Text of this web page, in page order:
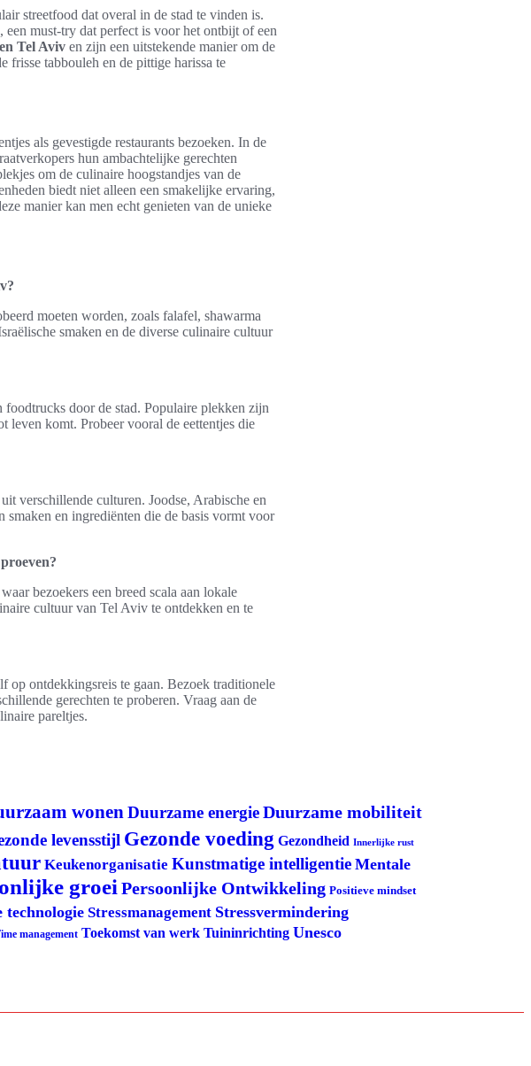
streetfood dat overal in de stad te vinden is.
een must-try dat perfect is voor het ontbijt of een
Tel Aviv en zijn een uitstekende manier om de
frisse tabbouleh en de pittige harissa te
als gevestigde restaurants bezoeken. In de
hun ambachtelijke gerechten
om de culinaire hoogstandjes van de
biedt niet alleen een smakelijke ervaring,
manier kan men echt genieten van de unieke
moeten worden, zoals falafel, shawarma
smaken en de diverse culinaire cultuur
door de stad. Populaire plekken zijn
leven komt. Probeer vooral de eettentjes die
verschillende culturen. Joodse, Arabische en
smaken en ingrediënten die de basis vormt voor
bezoekers een breed scala aan lokale
cultuur van Tel Aviv te ontdekken en te
op ontdekkingsreis te gaan. Bezoek traditionele
gerechten te proberen. Vraag aan de
pareltjes.
wonenDuurzame energieDuurzame mobiliteit
levensstijl Gezonde voeding Gezondheid Innerlijke rust
Keukenorganisatie Kunstmatige intelligentie Mentale
groei Persoonlijke Ontwikkeling Positieve mindset
technologie Stressmanagement Stressvermindering
management Toekomst van werk Tuininrichting Unesco